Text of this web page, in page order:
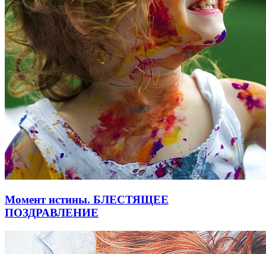
Момент истины. БЛЕСТЯЩЕЕ
ПОЗДРАВЛЕНИЕ